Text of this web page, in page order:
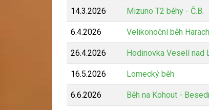
14.3.2026 Mizuno T2 běhy - Č.B.
6.4.2026 Velikonoční běh
26.4.2026 Hodinovka Veselí nad
16.5.2026 Lomecký běh
6.6.2026 Běh na Kohout -